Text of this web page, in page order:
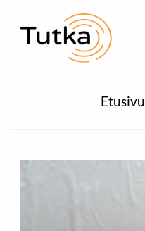
Etusivu